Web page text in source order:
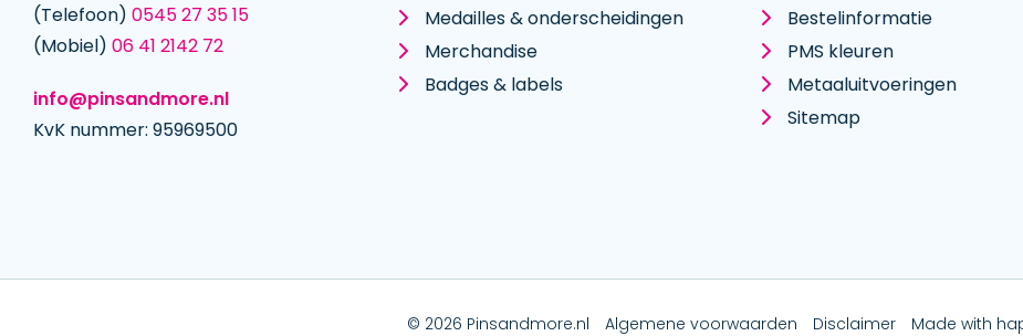
(Telefoon) 0545 27 35 15
(Mobiel) 06 41 2142 72
info@pinsandmore.nl
KvK nummer: 95969500
Medailles & onderscheidingen
Merchandise
Badges & labels
Bestelinformatie
PMS kleuren
Metaal­uitvoeringen
Sitemap
© 2026 Pinsandmore.nl Algemene voorwaarden Disclaimer Made with